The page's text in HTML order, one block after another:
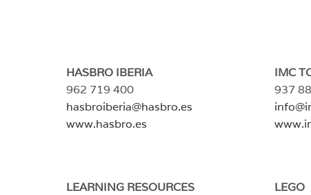
HASBRO IBERIA
962 719 400
hasbroiberia@hasbro.es
www.hasbro.es
IMC
937
LEARNING RESOURCES
LEGO